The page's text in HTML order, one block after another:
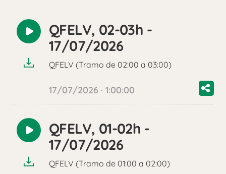
Reproducir
audio
QFELV, 02-03h -
17/07/2026
QFELV (Tramo de 02:00 a 03:00)
17/07/2026 · 1:00:00
Reproducir
audio
QFELV, 01-02h -
17/07/2026
QFELV (Tramo de 01:00 a 02:00)